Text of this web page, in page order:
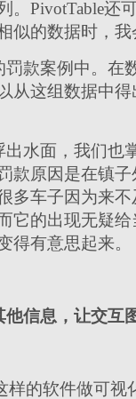
。PivotTable
似的数据时，我
罚款案例中。在
从这组数据中
出水面，我们也
款原因是在镇
多车子因为来
它的出现无疑
得有意思起来。
他信息，让交互
样的软件做可